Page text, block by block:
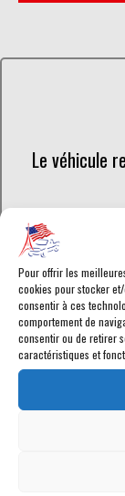
Pour offrir les
cookies pour stocker
consentir à ces
comportement de
consentir ou de retirer
caractéristiques et
Retrouvez toutes
chez American
normes en
Chaque véhicule
Le véhicule